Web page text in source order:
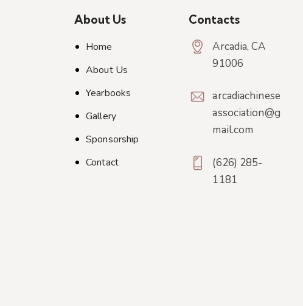
About Us
Home
About Us
Yearbooks
Gallery
Sponsorship
Contact
Contacts
Arcadia, CA
91006
arcadiachinese
association@g
mail.com
(626) 285-
1181